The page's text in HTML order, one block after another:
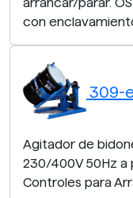
con
309-
Agitador de
230/400V 50Hz a
Controles para